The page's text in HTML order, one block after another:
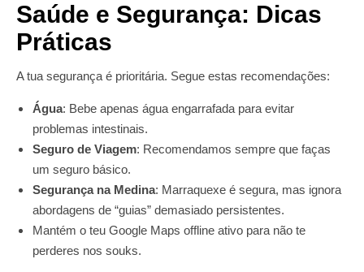
Saúde e Segurança: Dicas
Práticas
A tua segurança é prioritária. Segue estas recomendações:
Água: Bebe apenas água engarrafada para evitar
problemas intestinais.
Seguro de Viagem: Recomendamos sempre que faças
um seguro básico.
Segurança na Medina: Marraquexe é segura, mas ignora
abordagens de “guias” demasiado persistentes.
Mantém o teu Google Maps offline ativo para não te
perderes nos souks.